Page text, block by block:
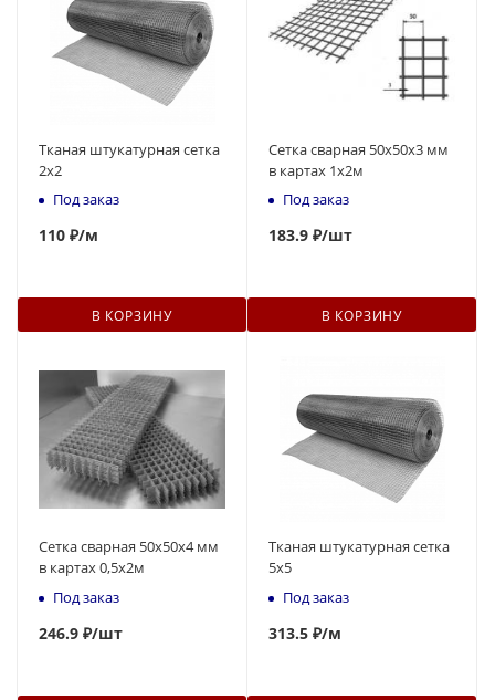
Тканая штукатурная сетка
2х2
Под заказ
110 ₽/м
В КОРЗИНУ
Сетка сварная 50х50х3 мм
в картах 1х2м
Под заказ
183.9 ₽/шт
В КОРЗИНУ
Сетка сварная 50х50х4 мм
в картах 0,5х2м
Под заказ
246.9 ₽/шт
Тканая штукатурная сетка
5х5
Под заказ
313.5 ₽/м